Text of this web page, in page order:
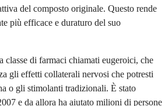
del composto originale. Questo rende
più efficace e duraturo del suo
classe di farmaci chiamati eugeroici, che
gli effetti collaterali nervosi che potresti
o gli stimolanti tradizionali. È stato
e da allora ha aiutato milioni di persone